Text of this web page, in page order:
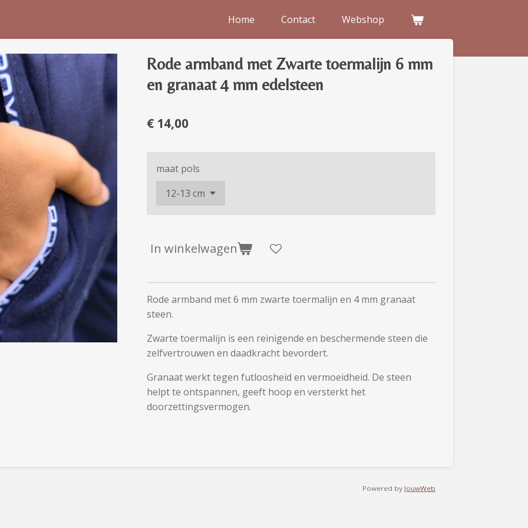
Home Contact Webshop
Rode armband met Zwarte toermalijn 6 mm
en granaat 4 mm edelsteen
€ 14,00
maat pols
In winkelwagen
Rode armband met 6 mm zwarte toermalijn en 4 mm granaat
steen.
Zwarte toermalijn is een reinigende en beschermende steen die
zelfvertrouwen en daadkracht bevordert.
Granaat werkt tegen futloosheid en vermoeidheid. De steen
helpt te ontspannen, geeft hoop en versterkt het
doorzettingsvermogen.
Powered by JouwWeb